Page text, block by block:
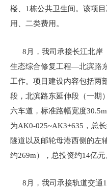
楼、1栋公共卫生间。该项
用、二类费用。
8月，我司承接长江北岸
生态综合修复工程—北滨路
工作。项目建设内容包括两
段，北滨路东延伸段（一期
六车道，标准路幅宽度
为AK0-025~AK3+635，总
隧道以及邮轮母港西侧的左
约269m），总投资约14亿元
8月，我司承接轨道交通